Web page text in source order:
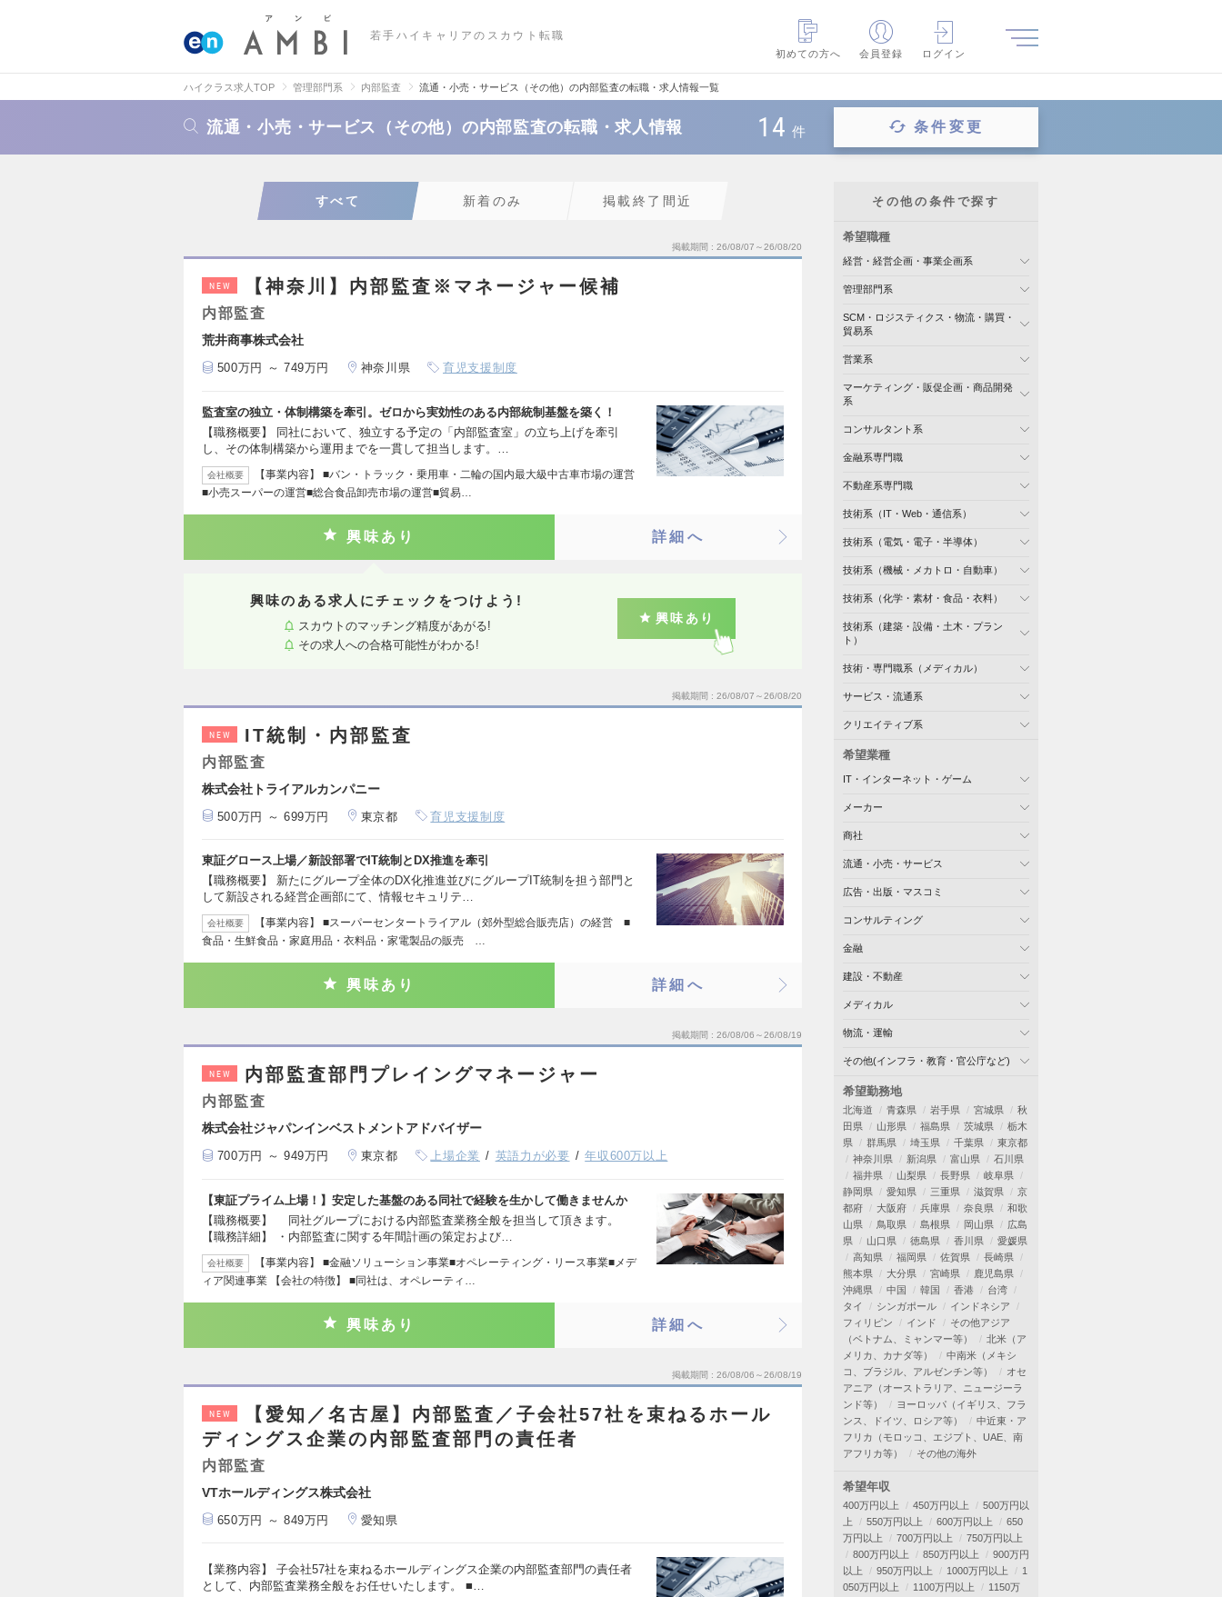
若手ハイキャリアのスカウト転職
初めての方へ
会員登録 ログイン
ハイクラス求人TOP 管理部門系 内部監査 流通・小売・サービス（その他）の内部監査の転職・求人情報一覧
流通・小売・サービス（その他）の内部監査の転職・求人情報 14 件 条件変更
すべて 新着のみ 掲載終了間近
掲載期間 26/08/07～26/08/20
NEW 【神奈川】内部監査※マネージャー候補
内部監査
荒井商事株式会社
500万円 ～ 749万円 神奈川県 育児支援制度
監査室の独立・体制構築を牽引。ゼロから実効性のある内部統制基盤を築く！
【職務概要】 同社において、独立する予定の「内部監査室」の立ち上げを牽引
し、その体制構築から運用までを一貫して担当します。…
会社概要
【事業内容】 ■バン・トラック・乗用車・二輪の国内最大級中古車市場の運営
■小売スーパーの運営■総合食品卸売市場の運営■貿易…
興味あり 詳細へ
興味のある求人にチェックをつけよう!
スカウトのマッチング精度があがる!
その求人への合格可能性がわかる!
興味あり
掲載期間 26/08/07～26/08/20
NEW IT統制・内部監査
内部監査
株式会社トライアルカンパニー
500万円 ～ 699万円 東京都 育児支援制度
東証グロース上場／新設部署でIT統制とDX推進を牽引
【職務概要】 新たにグループ全体のDX化推進並びにグループIT統制を担う部門と
して新設される経営企画部にて、情報セキュリテ…
会社概要
【事業内容】 ■スーパーセンタートライアル（郊外型総合販売店）の経営 ■
食品・生鮮食品・家庭用品・衣料品・家電製品の販売 …
興味あり 詳細へ
掲載期間 26/08/06～26/08/19
NEW 内部監査部門プレイングマネージャー
内部監査
株式会社ジャパンインベストメントアドバイザー
700万円 ～ 949万円 東京都 上場企業 英語力が必要 年収600万以上
【東証プライム上場！】安定した基盤のある同社で経験を生かして働きませんか
【職務概要】 同社グループにおける内部監査業務全般を担当して頂きます。
【職務詳細】 ・内部監査に関する年間計画の策定および…
会社概要
【事業内容】 ■金融ソリューション事業■オペレーティング・リース事業■メデ
ィア関連事業 【会社の特徴】 ■同社は、オペレーティ…
興味あり 詳細へ
掲載期間 26/08/06～26/08/19
NEW
【愛知／名古屋】内部監査／子会社57社を束ねるホール
ディングス企業の内部監査部門の責任者
内部監査
VTホールディングス株式会社
650万円 ～ 849万円 愛知県
【業務内容】 子会社57社を束ねるホールディングス企業の内部監査部門の責任者
として、内部監査業務全般をお任せいたします。 ■…
その他の条件で探す
希望職種
経営・経営企画・事業企画系
管理部門系
SCM・ロジスティクス・物流・購買・
貿易系
営業系
マーケティング・販促企画・商品開発
系
コンサルタント系
金融系専門職
不動産系専門職
技術系（IT・Web・通信系）
技術系（電気・電子・半導体）
技術系（機械・メカトロ・自動車）
技術系（化学・素材・食品・衣料）
技術系（建築・設備・土木・プラン
ト）
技術・専門職系（メディカル）
サービス・流通系
クリエイティブ系
希望業種
IT・インターネット・ゲーム
メーカー
商社
流通・小売・サービス
広告・出版・マスコミ
コンサルティング
金融
建設・不動産
メディカル
物流・運輸
その他(インフラ・教育・官公庁など)
希望勤務地
北海道 青森県 岩手県 宮城県
秋
田県
山形県 福島県 茨城県
栃木
県
群馬県 埼玉県 千葉県
東京都
神奈川県
新潟県 富山県
石川県
福井県
山梨県 長野県
岐阜県
静岡県
愛知県 三重県 滋賀県
京
都府
大阪府 兵庫県 奈良県
和歌
山県
鳥取県 島根県 岡山県
広島
県
山口県 徳島県 香川県
愛媛県
高知県
福岡県 佐賀県
長崎県
熊本県
大分県 宮崎県
鹿児島県
沖縄県
中国 韓国 香港
台湾
タイ
シンガポール
インドネシア
フィリピン
インド
その他アジア
（ベトナム、ミャンマー等）
北米（ア
メリカ、カナダ等）
中南米（メキシ
コ、ブラジル、アルゼンチン等）
オセ
アニア（オーストラリア、ニュージーラ
ンド等）
ヨーロッパ（イギリス、フラ
ンス、ドイツ、ロシア等）
中近東・ア
フリカ（モロッコ、エジプト、UAE、南
アフリカ等）
その他の海外
希望年収
400万円以上 450万円以上
500万円以
上
550万円以上 600万円以上
650
万円以上
700万円以上
750万円以上
800万円以上
850万円以上
900万円
以上
950万円以上 1000万円以上
1
050万円以上
1100万円以上
1150万